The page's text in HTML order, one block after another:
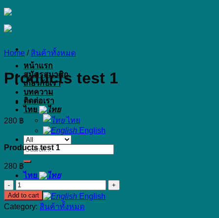
Skip
to
content
หน้าแรก
สมัครสมาชิก
เกี่ยวกับเรา
บทความ
ติดต่อเรา
ไทย
ไทย
English
Search
for:
ไทย
English
Home / สินค้าทั้งหมด
Products test 1
280 ฿
Products test 1
280 ฿
Products
test
1
quantity
Add to cart
Category: สินค้าทั้งหมด